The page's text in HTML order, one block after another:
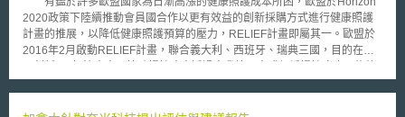
之專利到期前核准學名藥上市。在美國法制下，專利連結的運作植基於四大
核心概念：（一）新藥相關之專利資訊應於上市後系統化公開；（二）新藥
專利有效期間內，主管機關不應核可後續申請者之上市申請；（三）盡可能
於許可學名藥上市前解決專利有效性爭議；（四）鼓勵未涉及專利侵權之學
名藥及早上市。 值得注意的是，美國專利連結法制所講的學名藥，包
括狹義及廣義的學名藥，前者是指具有相同的活性成分、相同的劑型、治療
相同適應症的藥品；後者則是指對已上市新藥的改良藥品，可見其概念上涵
通知與事務聯絡，以擴大遠距醫療適用之可能性。厚生勞動省於1997年第
一次發出之通知（平成9年12月24日健政發第1057號厚生省健康政策局長
通知），對於遠距醫療與醫師法第20條的適用關係提出基本見解，認為醫師
法第20條親自診療原則規定，不一定等於直接見面診療，以代替方式而對於
2020政策下陸續推動會員國合作以更有效益的創新採購方式進行健康照護
計畫的推展，以降低健康照護預算的壓力，RELIEF計畫即屬其一。歐盟於
2016年2月啟動RELIEF計畫，聯合義大利、西班牙、瑞典三國，目的在發
持續獨立生活。欲採購的ICT創新服務為目前尚不存在於市場上、仍需經研